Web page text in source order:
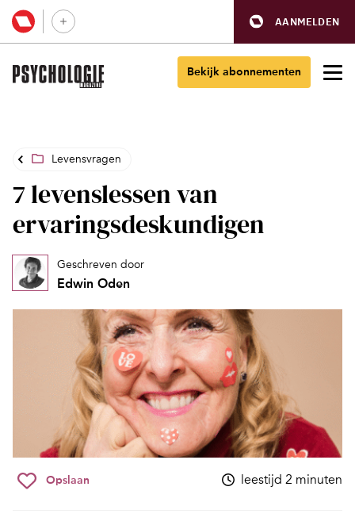
AANMELDEN
Bekijk abonnementen
Levensvragen
7 levenslessen van
ervaringsdeskundigen
Geschreven door
Edwin Oden
Opslaan leestijd 2 minuten